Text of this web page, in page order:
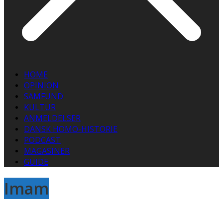
HOME
OPINION
SAMFUND
KULTUR
ANMELDELSER
DANSK HOMO-HISTORIE
PODCAST
MAGASINER
GUIDE
Imam